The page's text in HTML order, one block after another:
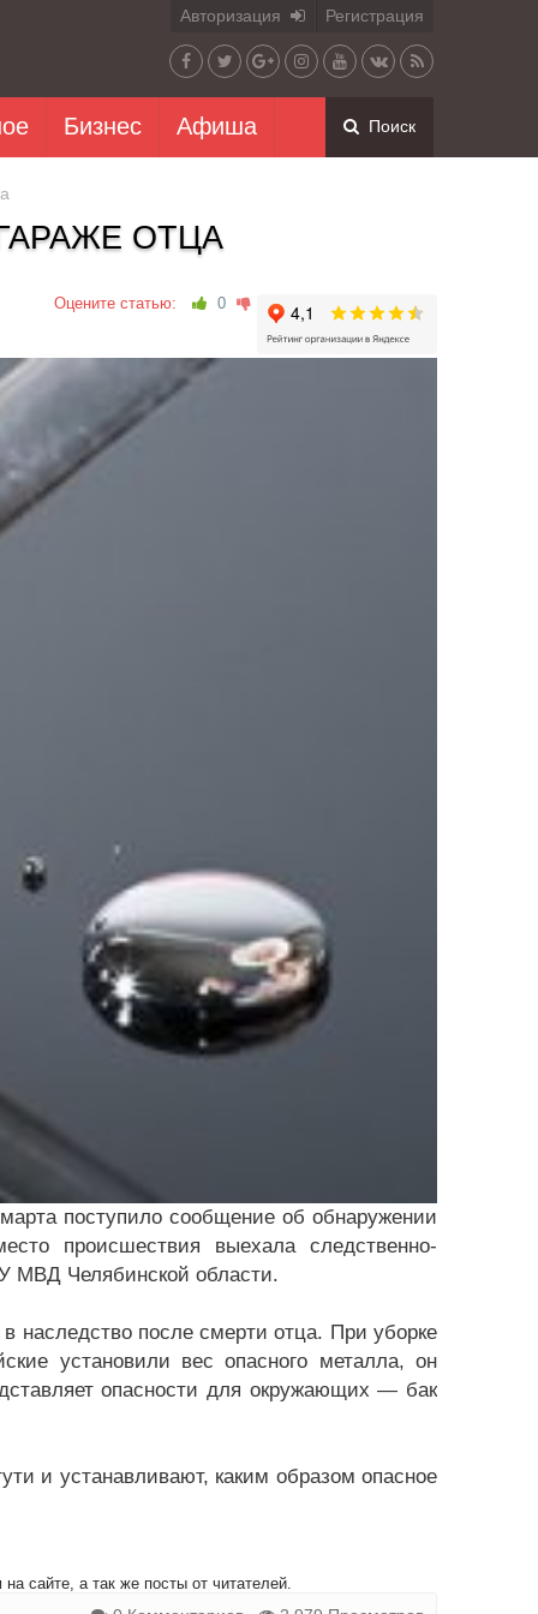
Авторизация Регистрация
Бизнес Афиша Поиск
ОТЦА
Оцените статью: 0
поступило сообщение об обнаружении
происшествия выехала следственно-
МВД Челябинской области.
наследство после смерти отца. При уборке
установили вес опасного металла, он
опасности для окружающих — бак
и устанавливают, каким образом опасное
сайте, а так же посты от читателей.